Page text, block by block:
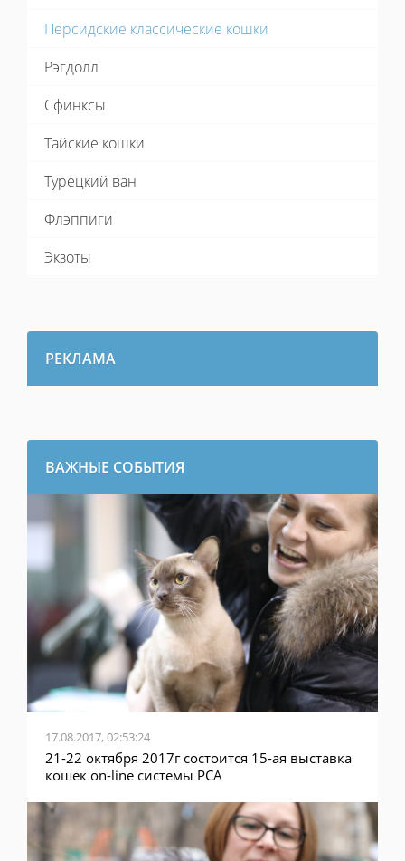
Персидские классические кошки
Рэгдолл
Сфинксы
Тайские кошки
Турецкий ван
Флэппиги
Экзоты
РЕКЛАМА
ВАЖНЫЕ СОБЫТИЯ
17.08.2017, 02:53:24
21-22 октября 2017г состоится 15-ая выставка
кошек on-line системы PCA